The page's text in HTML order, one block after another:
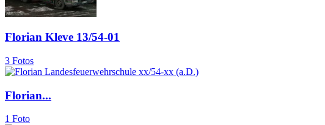
Florian Kleve 13/54-01
3 Fotos
Florian...
1 Foto